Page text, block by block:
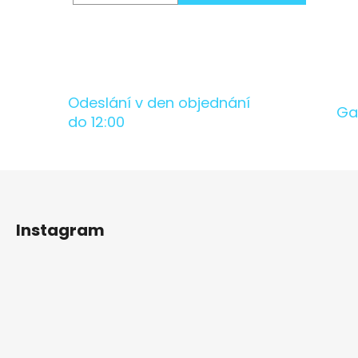
Odeslání v den objednání
do 12:00
Instagram